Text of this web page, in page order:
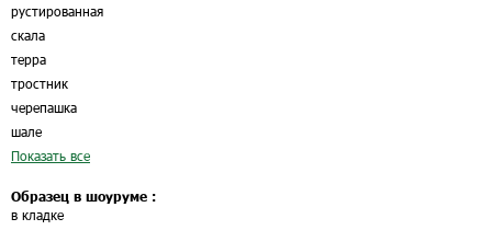
рустированная
скала
терра
тростник
черепашка
шале
Показать все
Образец в шоуруме :
в кладке